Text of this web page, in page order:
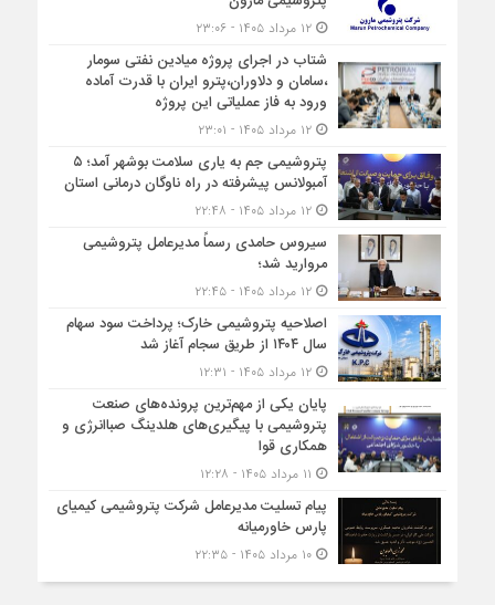
۱۲ مرداد ۱۴۰۵ - ۲۳:۰۶
شتاب در اجرای پروژه میادین نفتی سومار
،سامان و دلاوران،پترو ایران با قدرت آماده
ورود به فاز عملیاتی این پروژه
۱۲ مرداد ۱۴۰۵ - ۲۳:۰۱
پتروشیمی جم به یاری سلامت بوشهر آمد؛ ۵
آمبولانس پیشرفته در راه ناوگان درمانی استان
۱۲ مرداد ۱۴۰۵ - ۲۲:۴۸
سیروس حامدی رسماً مدیرعامل پتروشیمی
مروارید شد؛
۱۲ مرداد ۱۴۰۵ - ۲۲:۴۵
اصلاحیه پتروشیمی خارک؛ پرداخت سود سهام
سال ۱۴۰۴ از طریق سجام آغاز شد
۱۲ مرداد ۱۴۰۵ - ۱۲:۳۱
پایان یکی از مهم‌ترین پرونده‌های صنعت
پتروشیمی با پیگیری‌های هلدینگ صباانرژی و
همکاری قوا
پیام تسلیت مدیرعامل شرکت پتروشیمی کیمیای
پارس خاورمیانه
۱۰ مرداد ۱۴۰۵ - ۲۲:۳۵